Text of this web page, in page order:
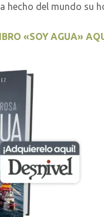
hecho del mundo su
«SOY AGUA»